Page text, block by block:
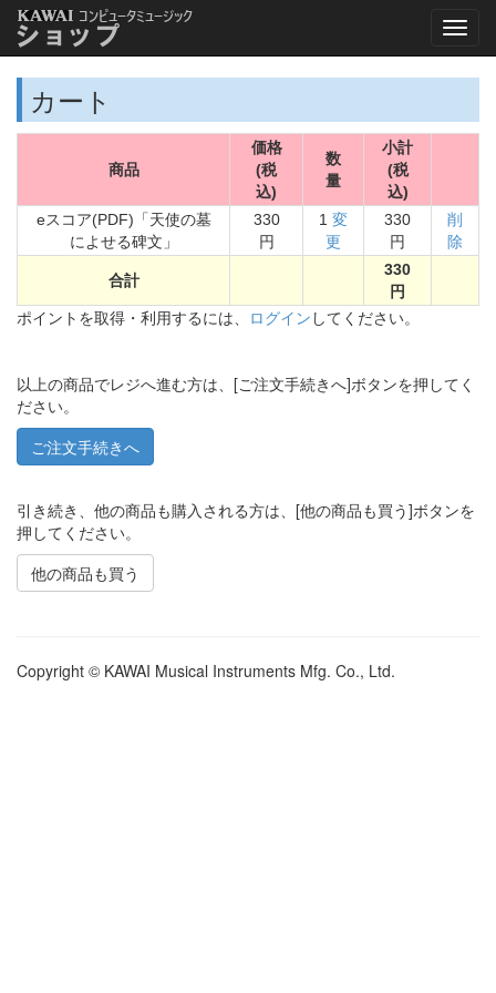
カート
商品
価格
(税
込)
数
量
小計
(税
込)
eスコア(PDF)「天使の墓
によせる碑文」
330
円
1 変
更
330
円
削
除
合計
330
円
ポイントを取得・利用するには、 ログイン してください。
以上の商品でレジへ進む方は、[ご注文手続きへ]ボタンを押してく
ださい。
引き続き、他の商品も購入される方は、[他の商品も買う]ボタンを
押してください。
他の商品も買う
Copyright © KAWAI Musical Instruments Mfg. Co., Ltd.